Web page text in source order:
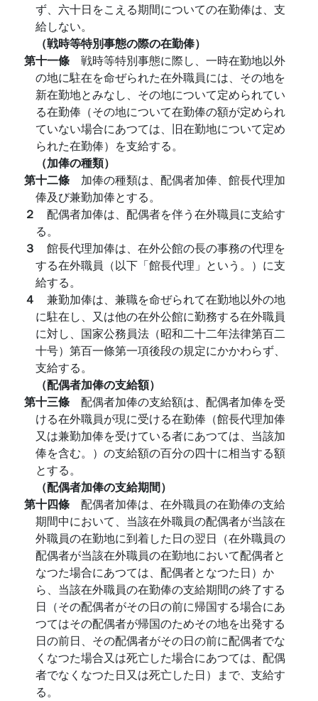
ず、六十日をこえる期間についての在勤俸は、支
給しない。
（戦時等特別事態の際の在勤俸）
第十一條 戦時等特別事態に際し、一時在勤地以外
の地に駐在を命ぜられた在外職員には、その地を
新在勤地とみなし、その地について定められてい
る在勤俸（その地について在勤俸の額が定められ
ていない場合にあつては、旧在勤地について定め
られた在勤俸）を支給する。
（加俸の種類）
第十二條 加俸の種類は、配偶者加俸、館長代理加
俸及び兼勤加俸とする。
２ 配偶者加俸は、配偶者を伴う在外職員に支給す
る。
３ 館長代理加俸は、在外公館の長の事務の代理を
する在外職員（以下「館長代理」という。）に支
給する。
４ 兼勤加俸は、兼職を命ぜられて在勤地以外の地
に駐在し、又は他の在外公館に勤務する在外職員
に対し、国家公務員法（昭和二十二年法律第百二
十号）第百一條第一項後段の規定にかかわらず、
支給する。
（配偶者加俸の支給額）
第十三條 配偶者加俸の支給額は、配偶者加俸を受
ける在外職員が現に受ける在勤俸（館長代理加俸
又は兼勤加俸を受けている者にあつては、当該加
俸を含む。）の支給額の百分の四十に相当する額
とする。
（配偶者加俸の支給期間）
第十四條 配偶者加俸は、在外職員の在勤俸の支給
期間中において、当該在外職員の配偶者が当該在
外職員の在勤地に到着した日の翌日（在外職員の
配偶者が当該在外職員の在勤地において配偶者と
なつた場合にあつては、配偶者となつた日）か
ら、当該在外職員の在勤俸の支給期間の終了する
日（その配偶者がその日の前に帰国する場合にあ
つてはその配偶者が帰国のためその地を出発する
日の前日、その配偶者がその日の前に配偶者でな
くなつた場合又は死亡した場合にあつては、配偶
者でなくなつた日又は死亡した日）まで、支給す
る。